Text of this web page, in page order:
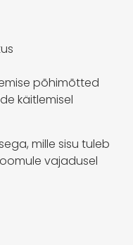
põhimõtted
käitlemisel
mille sisu tuleb
vajadusel